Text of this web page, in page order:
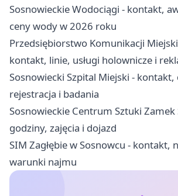
Sosnowieckie Wodociągi - kontakt,
ceny wody w 2026 roku
Przedsiębiorstwo Komunikacji
kontakt, linie, usługi holownicze i
Sosnowiecki Szpital Miejski - kontakt,
rejestracja i badania
Sosnowieckie Centrum Sztuki Zamek
godziny, zajęcia i dojazd
SIM Zagłębie w Sosnowcu - kontakt,
warunki najmu